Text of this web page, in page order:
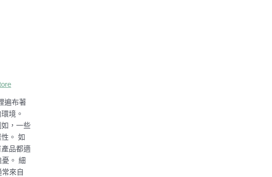
遍布著
境。
，一些
。 如
品都適
。 細
來自